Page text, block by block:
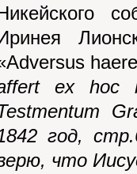
ex hoc
год,
что